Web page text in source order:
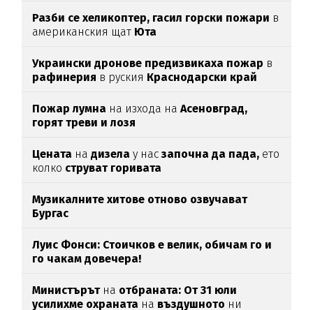
Разби се хеликоптер, гасил горски пожари в
американския щат Юта
Украински дронове предизвикаха пожар в
рафинерия в руския Краснодарски край
Пожар лумна на изхода наАсеновград,
горят треви и лозя
Цената надизела у насзапочна да пада, ето
колко струват горивата
Музикалните хитове отново озвучават
Бургас
Луис Фонси: Стоичков е велик, обичам го и
го чакам довечера!
Министърътна отбраната: От 31 юли
усилихме охраната на въздушното ни